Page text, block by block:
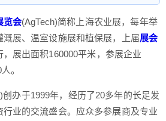
览会(AgTech)简称上海农业展，每年举
展、温室设施展和植保展，上届展会
展出面积160000平米，参展企业
。
创办于1999年，经历了20多年的长足发
业的交流盛会。应众多参展商及专业